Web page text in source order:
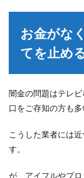
お金がな
てを止め
闇金の問題はテレ
口をご存知の方も多
こうした業者には
す。
が、アイフルやプ